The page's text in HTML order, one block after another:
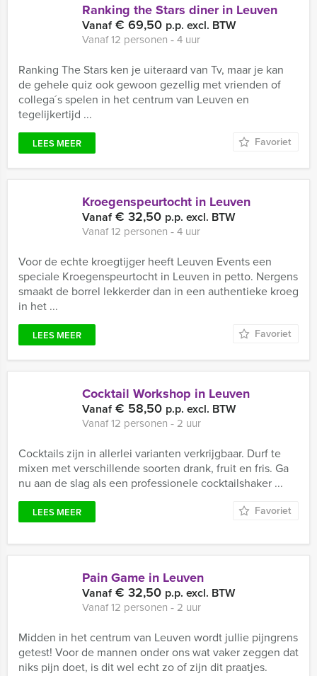
Ranking the Stars diner in Leuven
Vanaf€ 69,50 p.p. excl. BTW
Vanaf 12 personen ‐ 4 uur
Ranking The Stars ken je uiteraard van Tv, maar je kan
de gehele quiz ook gewoon gezellig met vrienden of
collega´s spelen in het centrum van Leuven en
tegelijkertijd ...
LEES MEER Favoriet
Kroegenspeurtocht in Leuven
Vanaf€ 32,50 p.p. excl. BTW
Vanaf 12 personen ‐ 4 uur
Voor de echte kroegtijger heeft Leuven Events een
speciale Kroegenspeurtocht in Leuven in petto. Nergens
smaakt de borrel lekkerder dan in een authentieke kroeg
in het ...
LEES MEER Favoriet
Cocktail Workshop in Leuven
Vanaf€ 58,50 p.p. excl. BTW
Vanaf 12 personen ‐ 2 uur
Cocktails zijn in allerlei varianten verkrijgbaar. Durf te
mixen met verschillende soorten drank, fruit en fris. Ga
nu aan de slag als een professionele cocktailshaker ...
LEES MEER Favoriet
Pain Game in Leuven
Vanaf€ 32,50 p.p. excl. BTW
Vanaf 12 personen ‐ 2 uur
Midden in het centrum van Leuven wordt jullie pijngrens
getest! Voor de mannen onder ons wat vaker zeggen dat
niks pijn doet, is dit wel echt zo of zijn dit praatjes.